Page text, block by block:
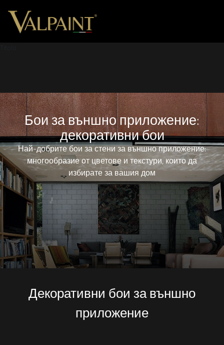
Бои за външно приложение:
декоративни бои
Най-добрите бои за стени за външно приложение:
многообразие от цветове и текстури, които да
избирате за вашия дом
Декоративни бои за външно
приложение